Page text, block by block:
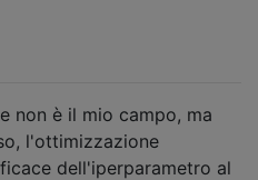
non è il mio campo, ma
l'ottimizzazione
dell'iperparametro al